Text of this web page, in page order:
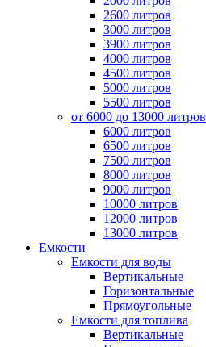
2600 литров
3000 литров
3900 литров
4000 литров
4500 литров
5000 литров
5500 литров
от 6000 до 13000 литров
6000 литров
6500 литров
7500 литров
8000 литров
9000 литров
10000 литров
12000 литров
13000 литров
Емкости
Емкости для воды
Вертикальные
Горизонтальные
Прямоугольные
Емкости для топлива
Вертикальные